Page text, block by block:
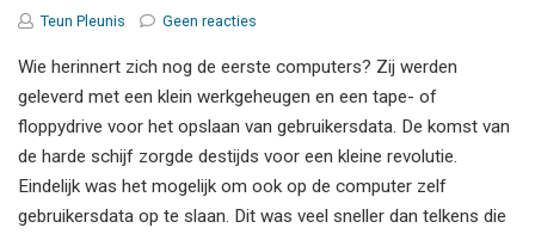
Teun Pleunis Geen reacties
Wie herinnert zich nog de eerste computers? Zij werden
geleverd met een klein werkgeheugen en een tape- of
floppydrive voor het opslaan van gebruikersdata. De komst van
de harde schijf zorgde destijds voor een kleine revolutie.
Eindelijk was het mogelijk om ook op de computer zelf
gebruikersdata op te slaan. Dit was veel sneller dan telkens die